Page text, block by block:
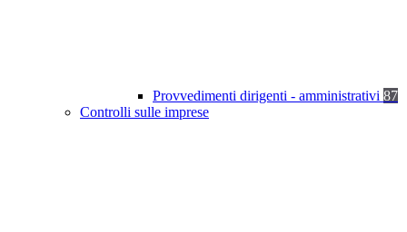
Provvedimenti dirigenti - amministrativi 87
Controlli sulle imprese